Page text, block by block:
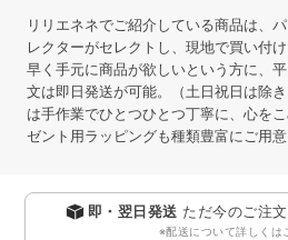
リリエネネでご紹介している商品は、
レクターがセレクトし、現地で買い付け
早く手元に商品が欲しいという方に、
文は即日発送が可能。（土日祝日は除
は手作業でひとつひとつ丁寧に、心を
ゼント用ラッピングも種類豊富にご用意
即・翌日発送 ただ今のご注
※配送について詳しくは